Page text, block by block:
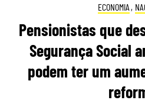
ECONOMIA ,
Pensionistas que
Segurança Social
podem ter um